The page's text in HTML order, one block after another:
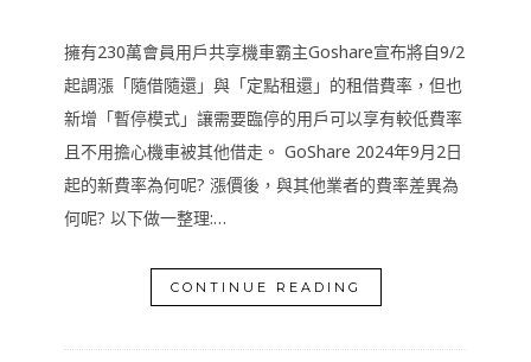
擁有230萬會員用戶共享機車霸主Goshare宣布將自9/2
起調漲「隨借隨還」與「定點租還」的租借費率，但也
新增「暫停模式」讓需要臨停的用戶可以享有較低費率
且不用擔心機車被其他借走。 GoShare 2024年9月2日
起的新費率為何呢? 漲價後，與其他業者的費率差異為
何呢? 以下做一整理:…
CONTINUE READING